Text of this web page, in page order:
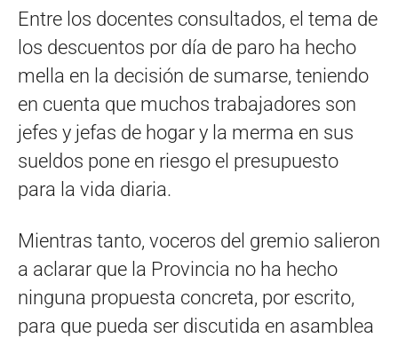
Entre los docentes consultados, el tema de
los descuentos por día de paro ha hecho
mella en la decisión de sumarse, teniendo
en cuenta que muchos trabajadores son
jefes y jefas de hogar y la merma en sus
sueldos pone en riesgo el presupuesto
para la vida diaria.
Mientras tanto, voceros del gremio salieron
a aclarar que la Provincia no ha hecho
ninguna propuesta concreta, por escrito,
para que pueda ser discutida en asamblea